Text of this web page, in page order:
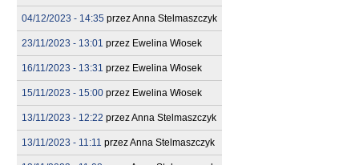
04/12/2023 - 14:35 przezAnna Stelmaszczyk
23/11/2023 - 13:01 przez Ewelina Włosek
16/11/2023 - 13:31 przez Ewelina Włosek
15/11/2023 - 15:00 przez Ewelina Włosek
13/11/2023 - 12:22 przezAnna Stelmaszczyk
13/11/2023 - 11:11 przezAnna Stelmaszczyk